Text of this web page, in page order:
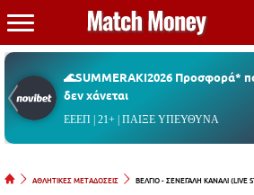
🌊SUMMERAKI2026 Προσφορά*
δεν χάνεται
ΕΕΕΠ | 21+ | ΠΑΙΞΕ ΥΠΕΥΘΥΝΑ
ΑΘΛΗΤΙΚΕΣ ΜΕΤΑΔΟΣΕΙΣ ΒΕΛΓΙΟ - ΣΕΝΕΓΑΛΗ ΚΑΝΑΛΙ (LIVE